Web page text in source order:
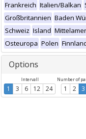
Frankreich Italien/Balkan
Großbritannien Baden
Schweiz Island
Osteuropa Polen
Options
Intervall
1 3 6 12 24
Number of
1 2 3